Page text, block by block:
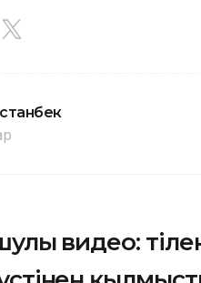
видео: